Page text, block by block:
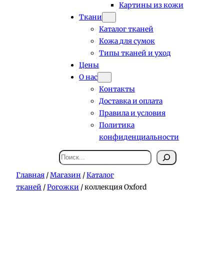
Картины из кожи
Ткани
Каталог тканей
Кожа для сумок
Типы тканей и уход
Цены
О нас
Контакты
Доставка и оплата
Правила и условия
Политика
конфиденциальности
Поиск
Главная /Магазин /Каталог
тканей /Рогожки / коллекция Oxford